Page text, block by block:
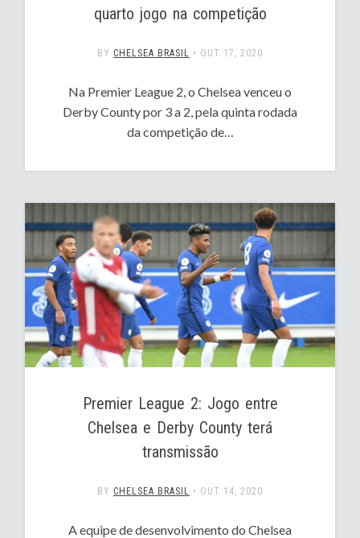
quarto jogo na competição
BY CHELSEA BRASIL • OUT 17, 2020
Na Premier League 2, o Chelsea venceu o
Derby County por 3 a 2, pela quinta rodada
da competição de…
Premier League 2: Jogo entre
Chelsea e Derby County terá
transmissão
BY CHELSEA BRASIL • OUT 14, 2020
A equipe de desenvolvimento do Chelsea